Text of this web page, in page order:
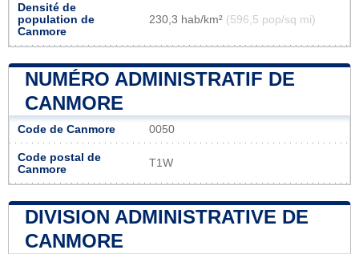
Densité de
population de
Canmore
230,3 hab/km² (596,5 pop/sq mi)
NUMÉRO ADMINISTRATIF DE
CANMORE
Code de Canmore 0050
Code postal de
Canmore
T1W
DIVISION ADMINISTRATIVE DE
CANMORE